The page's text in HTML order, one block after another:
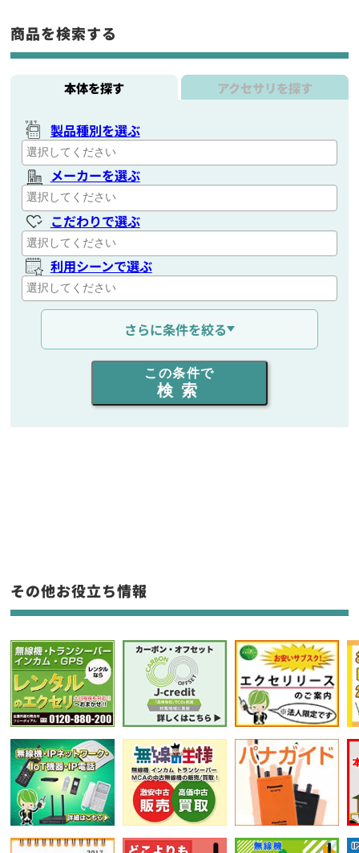
商品を検索する
本体を探す アクセサリを探す
製品種別を選ぶ
メーカーを選ぶ
こだわりで選ぶ
利用シーンで選ぶ
通信距離を選ぶ
出力を選ぶ
同時通話人数を選ぶ
フリーワード入力(製品名等)
選択条件をリセット
さらに条件を絞る
この条件で
検索
その他お役立ち情報